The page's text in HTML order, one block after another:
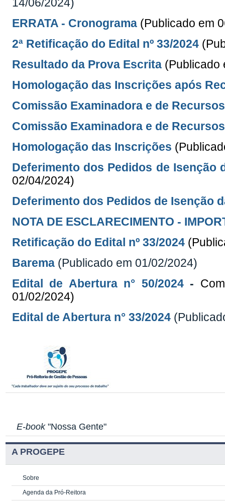
14/06/2024)
ERRATA - Cronograma (Publicado em
2ª Retificação do Edital nº 33/2024
Resultado da Prova Escrita (Publicado
Homologação das Inscrições após
Comissão Examinadora e de
Comissão Examinadora e de Recursos
Homologação das Inscrições
Deferimento dos Pedidos de Isenção
02/04/2024)
Deferimento dos Pedidos de Isenção
NOTA DE ESCLARECIMENTO -
Retificação do Edital nº 33/2024
Barema (Publicado em 01/02/2024)
Edital de Abertura n° 50/2024-
01/02/2024)
Edital de Abertura n° 33/2024
E-book"Nossa Gente"
A PROGEPE
Sobre
Agenda da Pró-Reitora